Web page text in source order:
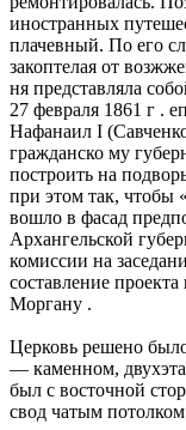
иностранных
плачевный. По его
закоптелая от
ня представляла
27 февраля 1861 г .
Нафанаил I
гражданско му
построить на
при этом так, чтобы
вошло в фасад
Архангельской
комиссии на
составление
Моргану .
Церковь решено
— каменном,
был с восточной
свод чатым